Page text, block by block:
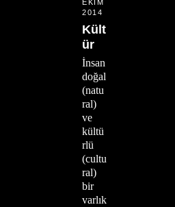
EKIM
2014
Kült
ür
İnsan
doğal
(natu
ral)
ve
kültü
rlü
(cultu
ral)
bir
varlık